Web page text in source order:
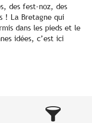
des fest-noz, des
! La Bretagne qui
dans les pieds et le
idées, c’est ici